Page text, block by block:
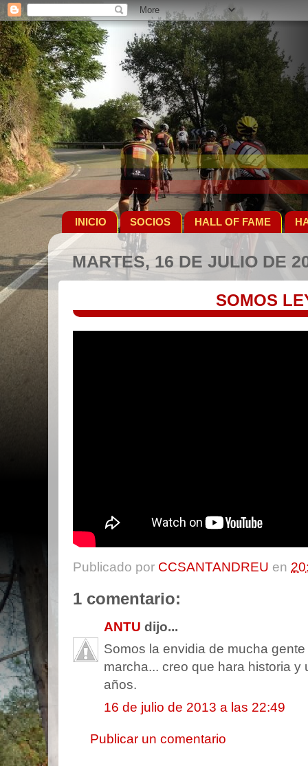
INICIO SOCIOS HALL OF FAME
MARTES, 16 DE JULIO DE
SOMOS
Publicado por CCSANTANDREU en
1 comentario:
ANTU dijo...
Somos la envidia de mucha
marcha... creo que hara historia
años.
16 de julio de 2013 a las 22:49
Publicar un comentario